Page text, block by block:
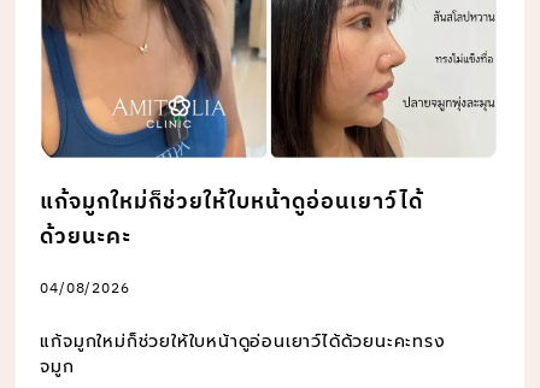
แก้จมูกใหม่ก็ช่วยให้ใบหน้าดูอ่อนเยาว์ได้
ด้วยนะคะ
04/08/2026
แก้จมูกใหม่ก็ช่วยให้ใบหน้าดูอ่อนเยาว์ได้ด้วยนะคะทรง
จมูก